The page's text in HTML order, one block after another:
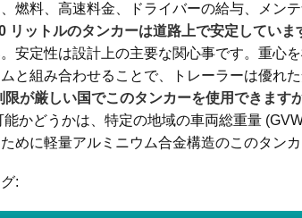
燃料、高速料金、ドライバーの給与、メン
リットルのタンカーは道路上で安定していま
。安定性は設計上の主要な関心事です。重心
と組み合わせることで、トレーラーは優れ
限が厳しい国でこのタンカーを使用できます
能かどうかは、特定の地域の車両総重量
めに軽量アルミニウム合金構造のこのタン
: